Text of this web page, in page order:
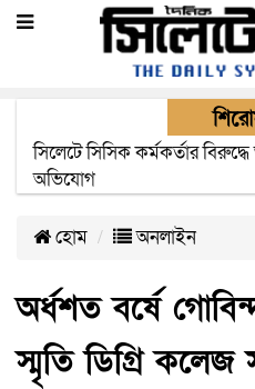
২২ ঘণ্টা পর ত্রুটি সেরে জেদ্দার
হোম অনলাইন
অর্ধশত বর্ষে
স্মৃতি ডিগ্রি